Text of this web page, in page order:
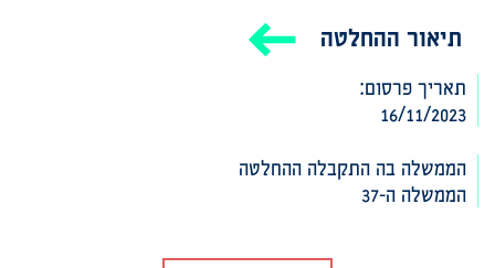
תיאור ההחלטה
תאריך פרסום:
16/11/2023
הממשלה בה התקבלה ההחלטה‎‎
הממשלה ה-37